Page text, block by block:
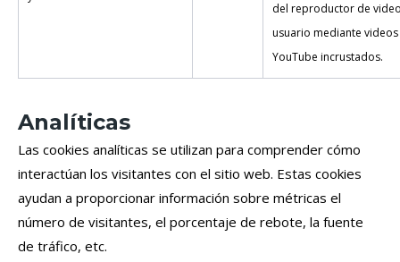
del reproductor de
usuario mediante
YouTube incrustados.
Analíticas
Las cookies analíticas se utilizan para comprender cómo
interactúan los visitantes con el sitio web. Estas cookies
ayudan a proporcionar información sobre métricas el
número de visitantes, el porcentaje de rebote, la fuente
de tráfico, etc.